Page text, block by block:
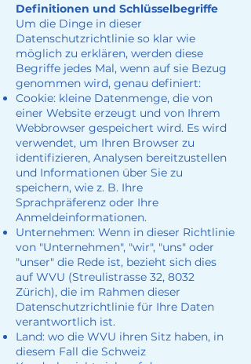
Definitionen und Schlüsselbegriffe
Um die Dinge in dieser
Datenschutzrichtlinie so klar wie
möglich zu erklären, werden diese
Begriffe jedes Mal, wenn auf sie Bezug
genommen wird, genau definiert:
Cookie: kleine Datenmenge, die von
einer Website erzeugt und von Ihrem
Webbrowser gespeichert wird. Es wird
verwendet, um Ihren Browser zu
identifizieren, Analysen bereitzustellen
und Informationen über Sie zu
speichern, wie z. B. Ihre
Sprachpräferenz oder Ihre
Anmeldeinformationen.
Unternehmen: Wenn in dieser Richtlinie
von "Unternehmen", "wir", "uns" oder
"unser" die Rede ist, bezieht sich dies
auf WVU (Streulistrasse 32, 8032
Zürich), die im Rahmen dieser
Datenschutzrichtlinie für Ihre Daten
verantwortlich ist.
Land: wo die WVU ihren Sitz haben, in
diesem Fall die Schweiz